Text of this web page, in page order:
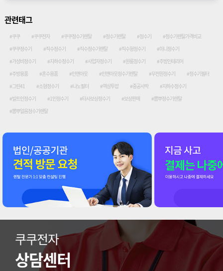
관련태그
#쿠쿠 #쿠쿠전자 #쿠쿠정수기렌탈 #정수기렌탈 #정수기
#정수기렌탈가격비교
#쿠쿠정수기
#직수정수기 #직수정수기렌탈 #직수형정수기
#미니정수기
#가성비정수기
#지하수정수기 #사업자정수기 #원룸정수기
#주방인테리어
#주방용품
#혼수용품 #인앤아웃 #인앤아웃정수기렌탈 #무전원정수기
#정수기필터
#그린41
#소형정수기 #나노필터 #역삼투압 #중공사막
#지하수정수기
#빌트인정수기
#1인정수기 #타사보상정수기 #보상판매
#뽐뿌정수기렌탈
#뽐뿌얼음정수기렌탈
쿠쿠전자
상담센터